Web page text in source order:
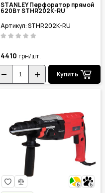
STANLEY Перфоратор прямой
620Вт STHR202K-RU
Артикул: STHR202K-RU
4410 грн/шт.
Купить
6
6